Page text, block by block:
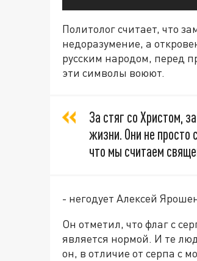
Политолог считает, что
недоразумение, а
русским народом, перед
эти символы воюют.
За стяг со Христом,
жизни. Они не просто
что мы считаем
- негодует Алексей
Он отметил, что флаг с
является нормой. И те
он, в отличие от серпа с